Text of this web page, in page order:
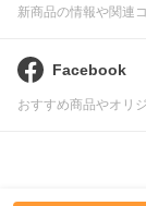
新商品の情報や関連
Facebook
おすすめ商品やオリ